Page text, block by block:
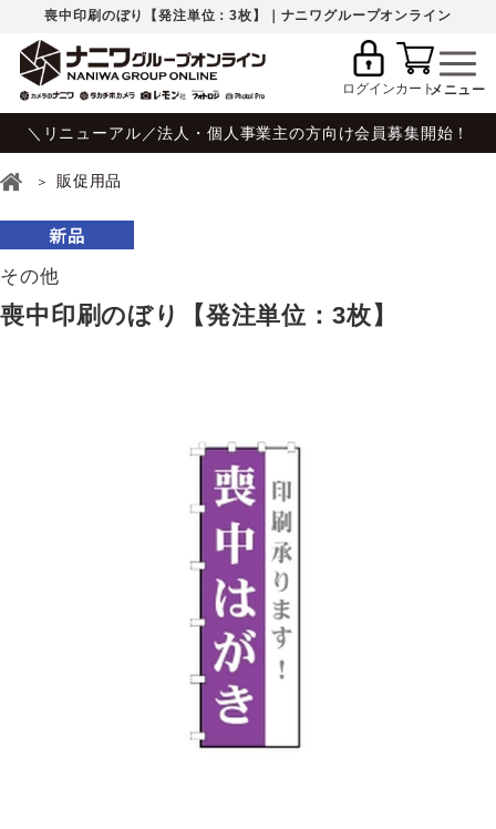
喪中印刷のぼり【発注単位：3枚】｜ナニワグループオンライン
ログインカート
＼リニューアル／法人・個人事業主の方向け会員募集開始！
販促用品
その他
喪中印刷のぼり【発注単位：3枚】